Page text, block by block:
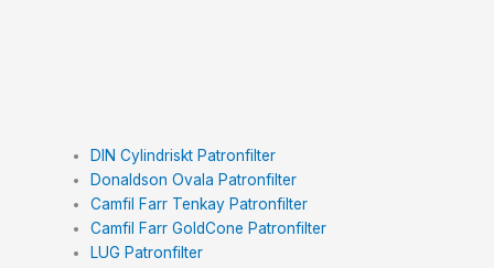
DIN Cylindriskt Patronfilter
Donaldson Ovala Patronfilter
Camfil Farr Tenkay Patronfilter
Camfil Farr GoldCone Patronfilter
LUG Patronfilter